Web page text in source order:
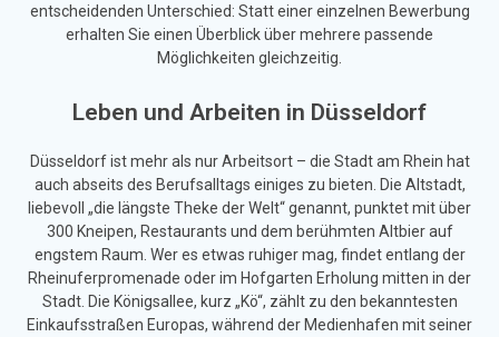
entscheidenden Unterschied: Statt einer einzelnen Bewerbung
erhalten Sie einen Überblick über mehrere passende
Möglichkeiten gleichzeitig.
Leben und Arbeiten in Düsseldorf
Düsseldorf ist mehr als nur Arbeitsort – die Stadt am Rhein hat
auch abseits des Berufsalltags einiges zu bieten. Die Altstadt,
liebevoll „die längste Theke der Welt“ genannt, punktet mit über
300 Kneipen, Restaurants und dem berühmten Altbier auf
engstem Raum. Wer es etwas ruhiger mag, findet entlang der
Rheinuferpromenade oder im Hofgarten Erholung mitten in der
Stadt. Die Königsallee, kurz „Kö“, zählt zu den bekanntesten
Einkaufsstraßen Europas, während der Medienhafen mit seiner